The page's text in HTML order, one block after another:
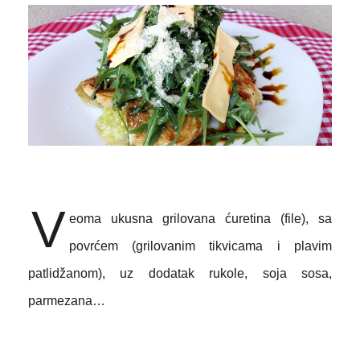
V eoma ukusna grilovana ćuretina (file), sa
povrćem (grilovanim tikvicama i plavim
patlidžanom), uz dodatak rukole, soja sosa,
parmezana…